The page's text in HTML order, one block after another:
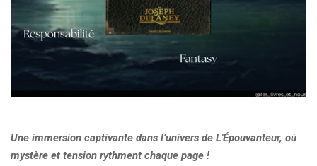
Une immersion captivante dans l’univers de L'Épouvanteur, où
mystère et tension rythment chaque page !